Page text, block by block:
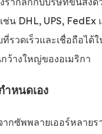
น DHL, UPS, FedEx
รวดเร็วและเชื่อถือได้ใ
ว้างใหญ่ของอเมริกา
หนดเอง
ากซัพพลายเออร์หลายร